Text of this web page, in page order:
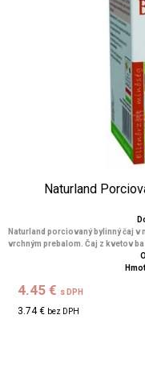
Naturland
Naturland porciovaný bylinný čaj
vrchným prebalom. Čaj z kvetov
4.45 € s DPH
3.74 € bez DPH